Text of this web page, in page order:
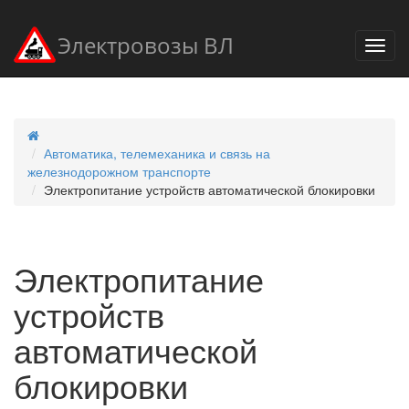
Электровозы ВЛ
Автоматика, телемеханика и связь на
железнодорожном транспорте
Электропитание устройств автоматической блокировки
Электропитание
устройств
автоматической
блокировки